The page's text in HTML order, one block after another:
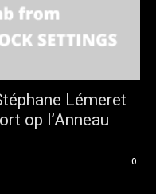
Lémeret
op l’Anneau
0